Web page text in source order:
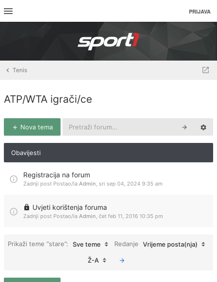
PRIJAVA
Tenis
ATP/WTA igrači/ce
Nova tema
Obavijesti
Registracija na forum
Zadnji post Postao/la Admin, sri sep 04, 2024 9:35 am
Uvjeti korištenja foruma
Zadnji post Postao/la Admin, čet feb 11, 2016 10:35 pm
Prikaži teme “stare”: Sve teme Redanje Vrijeme posta(nja)
Ž-A